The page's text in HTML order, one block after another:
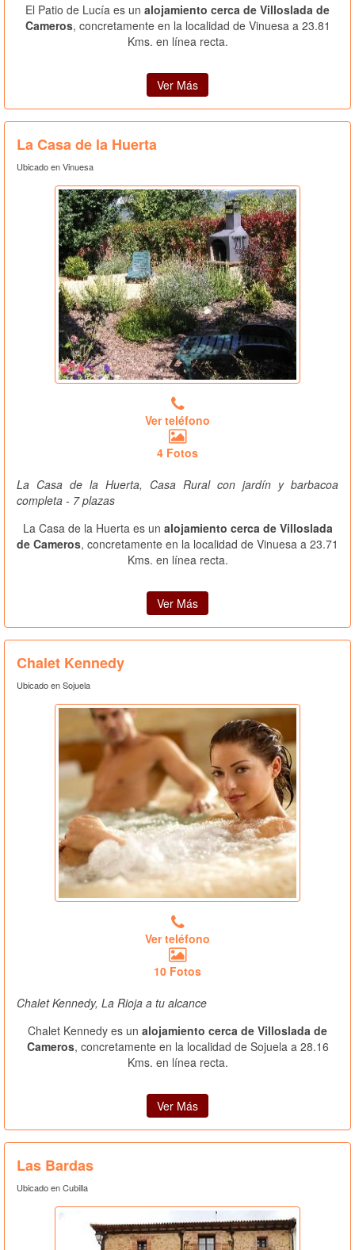
El Patio de Lucía es un alojamiento cerca de Villoslada de
Cameros, concretamente en la localidad de Vinuesa a 23.81
Kms. en línea recta.
Ver Más
La Casa de la Huerta
Ubicado en Vinuesa
Ver teléfono
4 Fotos
La Casa de la Huerta, Casa Rural con jardín y barbacoa
completa - 7 plazas
La Casa de la Huerta es un alojamiento cerca de Villoslada
de Cameros, concretamente en la localidad de Vinuesa a 23.71
Kms. en línea recta.
Ver Más
Chalet Kennedy
Ubicado en Sojuela
Ver teléfono
10 Fotos
Chalet Kennedy, La Rioja a tu alcance
Chalet Kennedy es un alojamiento cerca de Villoslada de
Cameros, concretamente en la localidad de Sojuela a 28.16
Kms. en línea recta.
Ver Más
Las Bardas
Ubicado en Cubilla